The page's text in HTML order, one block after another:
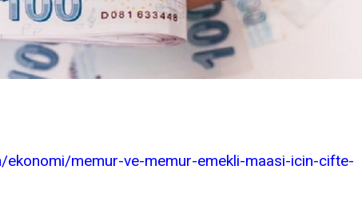
memur-ve-memur-emekli-maasi-icin-cifte-